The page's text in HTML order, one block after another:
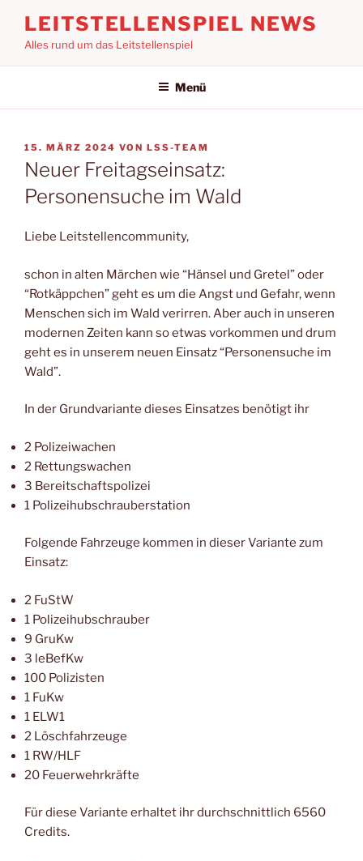
Inhalt
springen
LEITSTELLENSPIEL NEWS
Alles rund um das Leitstellenspiel
Menü
VERÖFFENTLICHT
AM
15. MÄRZ 2024 VON LSS-TEAM
Neuer Freitagseinsatz:
Personensuche im Wald
Liebe Leitstellencommunity,
schon in alten Märchen wie “Hänsel und Gretel” oder
“Rotkäppchen” geht es um die Angst und Gefahr, wenn
Menschen sich im Wald verirren. Aber auch in unseren
modernen Zeiten kann so etwas vorkommen und drum
geht es in unserem neuen Einsatz “Personensuche im
Wald”.
In der Grundvariante dieses Einsatzes benötigt ihr
2 Polizeiwachen
2 Rettungswachen
3 Bereitschaftspolizei
1 Polizeihubschrauberstation
Folgende Fahrzeuge kommen in dieser Variante zum
Einsatz:
2 FuStW
1 Polizeihubschrauber
9 GruKw
3 leBefKw
100 Polizisten
1 FuKw
1 ELW1
2 Löschfahrzeuge
1 RW/HLF
20 Feuerwehrkräfte
Für diese Variante erhaltet ihr durchschnittlich 6560
Credits.